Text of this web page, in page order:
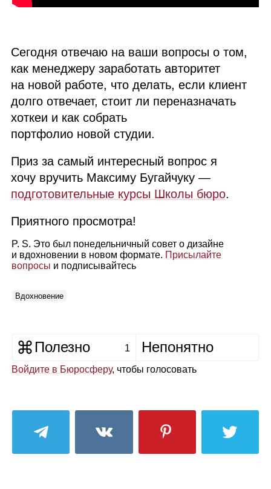
Сегодня отвечаю на ваши вопросы о том,
как менеджеру заработать авторитет
на новой работе, что делать, если клиент
долго отвечает, стоит ли переназначать
хоткеи и как собрать
портфолио новой студии.
Приз за самый интересный вопрос я
хочу вручить Максиму Бугайчуку —
подготовительные курсы Школы бюро.
Приятного просмотра!
P. S. Это был понедельничный совет о дизайне
и вдохновении в новом формате. Присылайте
вопросы и подписывайтесь
Вдохновение
Полезно 1 Непонятно
Войдите в Бюросферу, чтобы голосовать